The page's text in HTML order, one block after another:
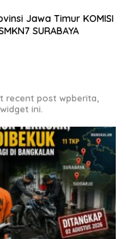
Jawa Timur KOMISI
SURABAYA
recent post wpberita,
ini.